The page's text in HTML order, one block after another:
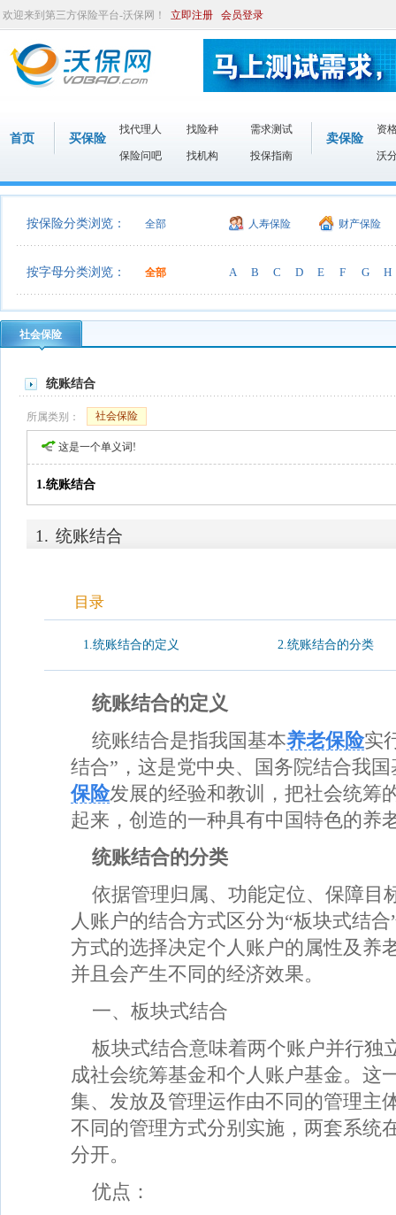
欢迎来到第三方保险平台-沃保网！ 立即注册 会员登录
首页 买保险
找代理人 找险种 需求测试
保险问吧 找机构 投保指南
卖保险
资
沃
按保险分类浏览： 全部 人寿保险 财产保险
按字母分类浏览： 全部 A B C D E F G H
社会保险
统账结合
所属类别： 社会保险
这是一个单义词!
1.统账结合
1. 统账结合
目录
1.统账结合的定义 2.统账结合的分类
统账结合的定义
统账结合是指我国基本养老保险实
结合”，这是党中央、国务院结合我
保险发展的经验和教训，把社会统筹
起来，创造的一种具有中国特色的养
统账结合的分类
依据管理归属、功能定位、保障目
人账户的结合方式区分为“板块式结
方式的选择决定个人账户的属性及养
并且会产生不同的经济效果。
一、板块式结合
板块式结合意味着两个账户并行独
成社会统筹基金和个人账户基金。这
集、发放及管理运作由不同的管理主
不同的管理方式分别实施，两套系统
分开。
优点：